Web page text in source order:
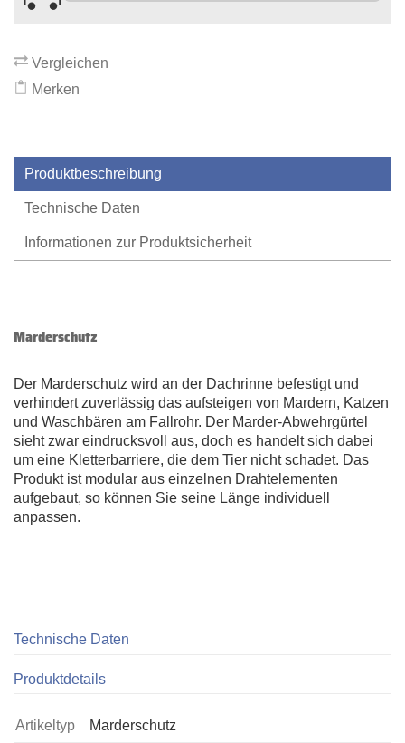
Vergleichen
Merken
Produktbeschreibung
Technische Daten
Informationen zur Produktsicherheit
Marderschutz
Der Marderschutz wird an der Dachrinne befestigt und
verhindert zuverlässig das aufsteigen von Mardern, Katzen
und Waschbären am Fallrohr. Der Marder-Abwehrgürtel
sieht zwar eindrucksvoll aus, doch es handelt sich dabei
um eine Kletterbarriere, die dem Tier nicht schadet. Das
Produkt ist modular aus einzelnen Drahtelementen
aufgebaut, so können Sie seine Länge individuell
anpassen.
Technische Daten
Produktdetails
Artikeltyp Marderschutz